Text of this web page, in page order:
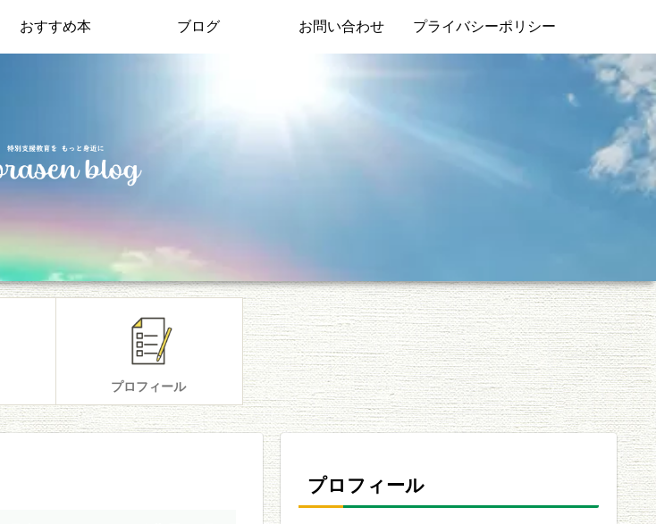
おすすめ本 ブログ お問い合わせ プライバシーポリシー
プロフィール
プロフィール